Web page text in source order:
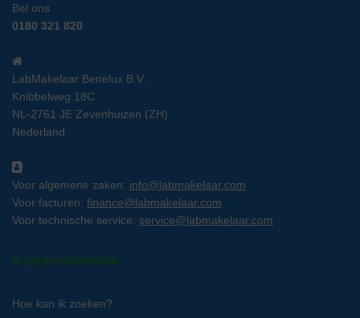
Bel ons
0180 321 820
LabMakelaar Benelux B.V.
Knibbelweg 18C
NL-2761 JE Zevenhuizen (ZH)
Nederland
Voor algemene zaken: info@labmakelaar.com
Voor facturen: finance@labmakelaar.com
Voor technische service: service@labmakelaar.com
Kopersinformatie
Hoe kan ik zoeken?